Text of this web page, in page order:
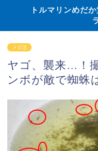
トルマリンめだ
メダ活
ヤゴ、襲来…！
ンボが敵で蜘蛛